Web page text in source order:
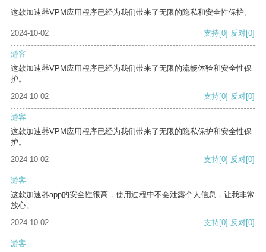
这款加速器VPM应用程序已经为我们带来了无限的隐私和安全性保护。
2024-10-02 支持[0] 反对[0]
游客
这款加速器VPM应用程序已经为我们带来了无限的流畅体验和安全性保
护。
2024-10-02
支持[0] 反对[0]
游客
这款加速器VPM应用程序已经为我们带来了无限的隐私保护和安全性保
护。
2024-10-02
支持[0] 反对[0]
游客
这款加速器app的安全性很高，使用过程中不会泄露个人信息，让我非常
放心。
2024-10-02
支持[0] 反对[0]
游客